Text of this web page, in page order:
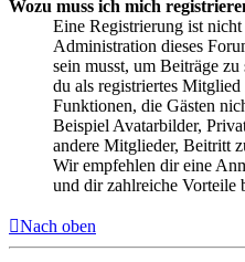
Wozu muss ich mich
Eine Registrierung ist
Administration dieses
sein musst, um Beiträge
du als registriertes
Funktionen, die Gästen
Beispiel Avatarbilder,
andere Mitglieder, Beitritt
Wir empfehlen dir eine
und dir zahlreiche Vorteile
Nach oben